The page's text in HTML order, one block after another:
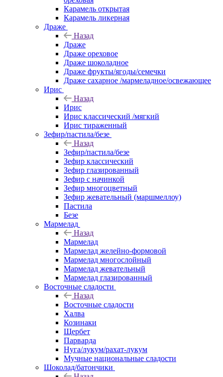
Карамель открытая
Карамель ликерная
Драже
Назад
Драже
Драже ореховое
Драже шоколадное
Драже фрукты/ягоды/семечки
Драже сахарное /мармеладное/освежающее
Ирис
Назад
Ирис
Ирис классический /мягкий
Ирис тираженный
Зефир/пастила/безе
Назад
Зефир/пастила/безе
Зефир классический
Зефир глазированный
Зефир с начинкой
Зефир многоцветный
Зефир жевательный (маршмеллоу)
Пастила
Безе
Мармелад
Назад
Мармелад
Мармелад желейно-формовой
Мармелад многослойный
Мармелад жевательный
Мармелад глазированный
Восточные сладости
Назад
Восточные сладости
Халва
Козинаки
Щербет
Парварда
Нуга/лукум/рахат-лукум
Мучные национальные сладости
Шоколад/батончики